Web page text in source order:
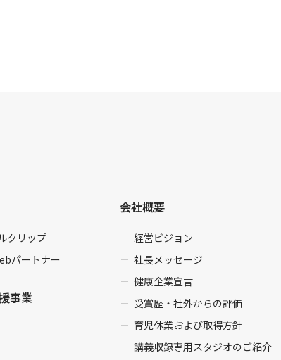
クリップ
パートナー
事業
会社概要
経営ビジョン
社長メッセージ
健康企業宣言
受賞歴・社外からの評価
育児休業および取得方針
講義収録専用スタジオのご紹介